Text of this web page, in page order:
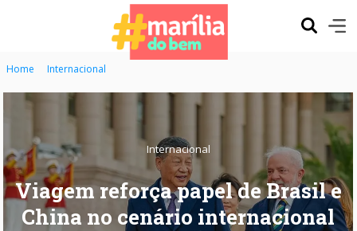
Home Internacional
Internacional
Viagem reforça papel de Brasil e
China no cenário internacional